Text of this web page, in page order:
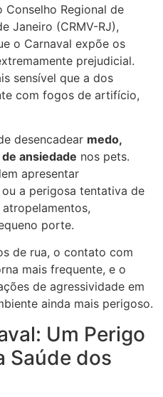
Conselho Regional de
Janeiro (CRMV-RJ),
o Carnaval expõe os
prejudicial.
sensível que a dos
com fogos de artifício,
desencadear medo,
ansiedade nos pets.
apresentar
a perigosa tentativa de
porte.
de rua, o contato com
mais frequente, e o
de agressividade em
ainda mais perigoso.
Um Perigo
Saúde dos